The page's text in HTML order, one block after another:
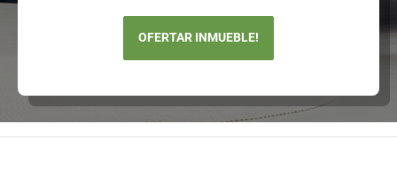
OFERTAR INMUEBLE!